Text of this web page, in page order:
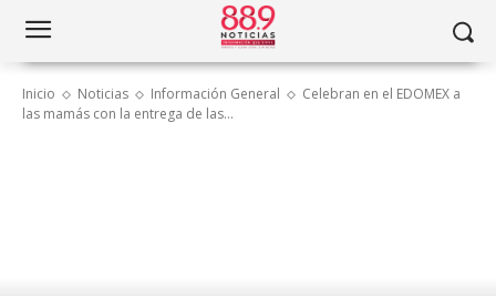
Inicio Noticias Información General
Celebran en el EDOMEX a
las mamás con la entrega de las...